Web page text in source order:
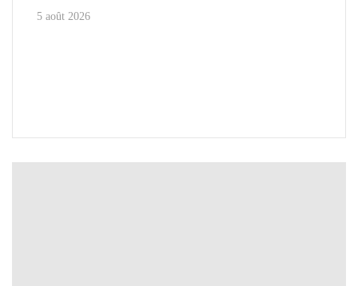
5 août 2026